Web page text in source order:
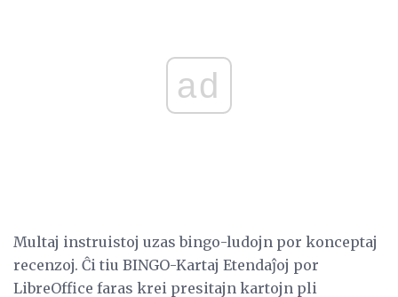
ad
Multaj instruistoj uzas bingo-ludojn por konceptaj
recenzoj. Ĉi tiu BINGO-Kartaj Etendaĵoj por
LibreOffice faras krei presitajn kartojn pli